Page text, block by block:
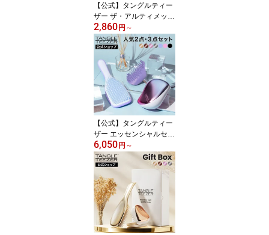
【公式】タングルティー
ザー ザ・アルティメット
ディタングラー ヘアブラ
シ 正規品
2,860 円 ～
【公式】タングルティー
ザー エッセンシャルセッ
ト コンパクトスタイラー
ザ・アルティメットディ
タングラー ヘアブラシ
セット 正規品
6,050 円 ～